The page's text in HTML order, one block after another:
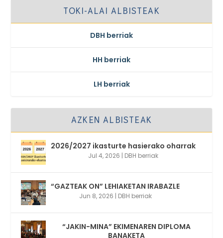
TOKI-ALAI ALBISTEAK
DBH berriak
HH berriak
LH berriak
AZKEN ALBISTEAK
2026/2027 ikasturte hasierako oharrak
Jul 4, 2026 | DBH berriak
“GAZTEAK ON” LEHIAKETAN IRABAZLE
Jun 8, 2026 | DBH berriak
“JAKIN-MINA” EKIMENAREN DIPLOMA
BANAKETA